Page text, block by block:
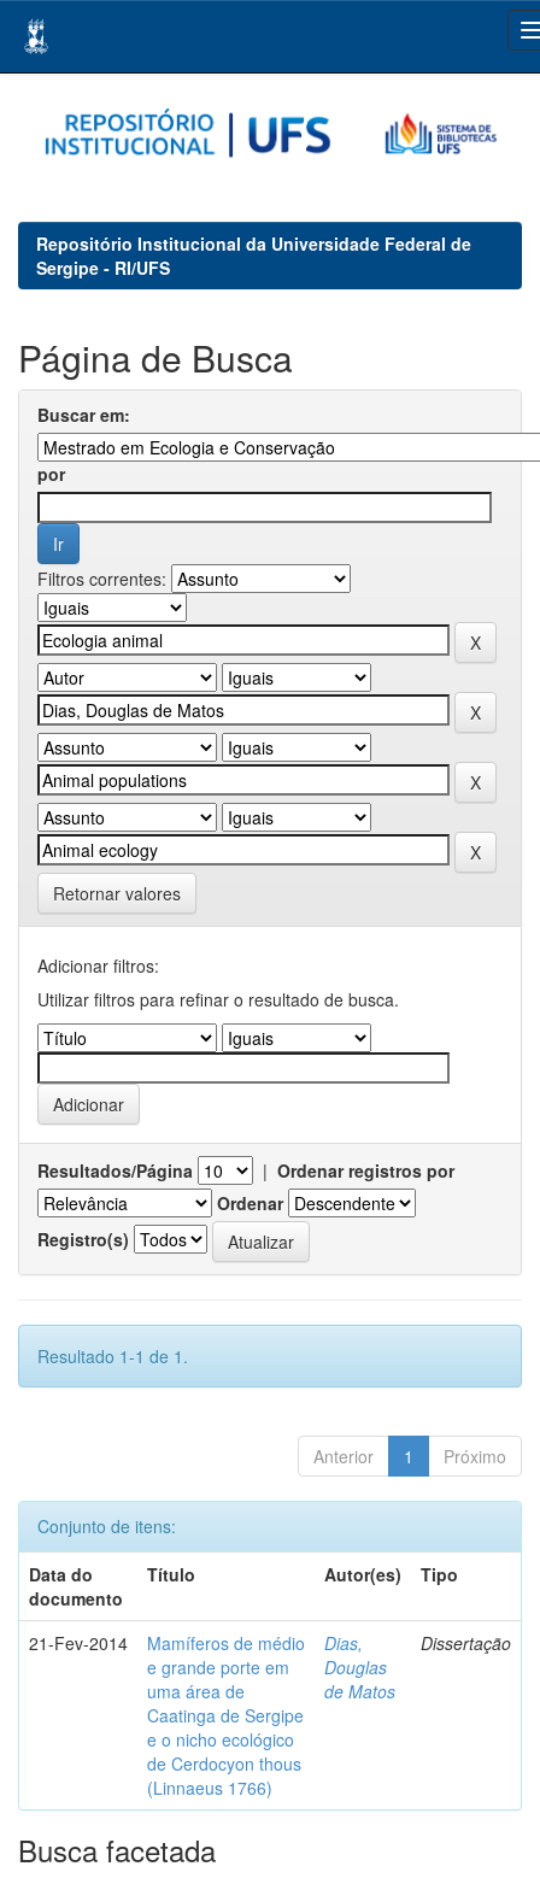
navigation
Repositório Institucional da Universidade Federal de
Sergipe - RI/UFS
Página de Busca
Buscar em:
por
Filtros correntes:
Retornar valores
Adicionar filtros:
Utilizar filtros para refinar o resultado de busca.
Resultados/Página | Ordenar registros por
Ordenar
Registro(s)
Resultado 1-1 de 1.
Anterior 1 Próximo
Conjunto de itens:
Data do
documento
Título Autor(es) Tipo
21-Fev-2014
Mamíferos de médio
e grande porte em
uma área de
Caatinga de Sergipe
e o nicho ecológico
de Cerdocyon thous
(Linnaeus 1766)
Dias,
Douglas
de Matos
Dissertação
Busca facetada